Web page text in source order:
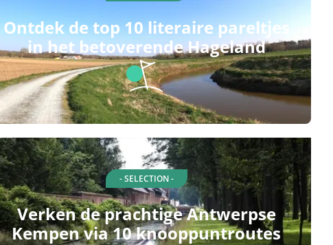
Ontdek de top 10 literaire pareltjes
in het betoverende Hageland
- SELECTION -
Verken de prachtige Antwerpse
Kempen via 10 knooppuntroutes